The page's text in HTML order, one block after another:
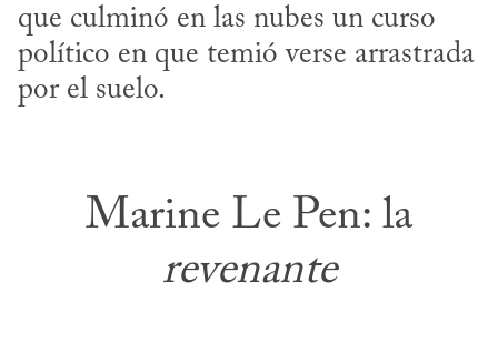
que culminó en las nubes un curso
político en que temió verse arrastrada
por el suelo.
Marine Le Pen: la
revenante